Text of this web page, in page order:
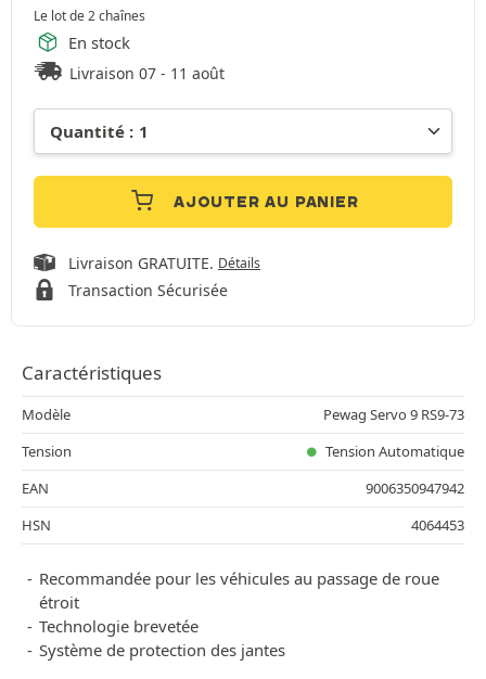
Le lot de 2 chaînes
En stock
Livraison 07 - 11 août
AJOUTER AU PANIER
Livraison GRATUITE. Détails
Transaction Sécurisée
Caractéristiques
Modèle
Pewag Servo 9 RS9-73
Tension
Tension Automatique
EAN
9006350947942
HSN
4064453
Recommandée pour les véhicules au passage de roue
étroit
Technologie brevetée
Système de protection des jantes